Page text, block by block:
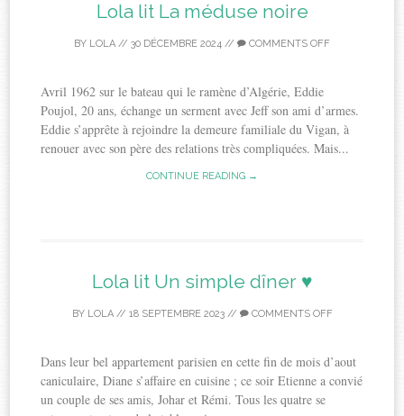
Lola lit La méduse noire
BY LOLA // 30 DÉCEMBRE 2024 // COMMENTS OFF
Avril 1962 sur le bateau qui le ramène d’Algérie, Eddie
Poujol, 20 ans, échange un serment avec Jeff son ami d’armes.
Eddie s’apprête à rejoindre la demeure familiale du Vigan, à
renouer avec son père des relations très compliquées. Mais...
CONTINUE READING →
Lola lit Un simple dîner ♥
BY LOLA// 18 SEPTEMBRE 2023// COMMENTS OFF
Dans leur bel appartement parisien en cette fin de mois d’aout
caniculaire, Diane s’affaire en cuisine ; ce soir Etienne a convié
un couple de ses amis, Johar et Rémi. Tous les quatre se